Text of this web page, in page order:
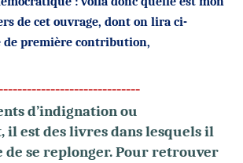
de cet ouvrage, dont on lira ci-
de première contribution,
d’indignation ou
il est des livres dans lesquels il
de se replonger. Pour retrouver